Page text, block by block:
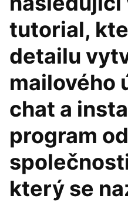
tutorial,
detailu
mailového
chat a
program od
který se